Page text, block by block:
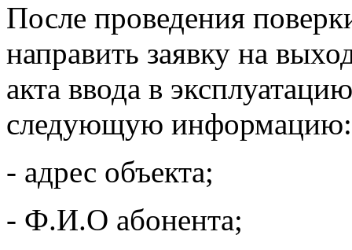
После проведения
направить заявку на
акта ввода в
следующую информацию:
- адрес объекта;
- Ф.И.О абонента;